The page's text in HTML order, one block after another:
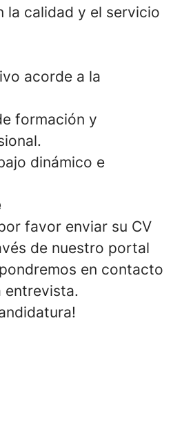
la calidad y el servicio
acorde a la
formación y
dinámico e
favor enviar su CV
de nuestro portal
en contacto
entrevista.